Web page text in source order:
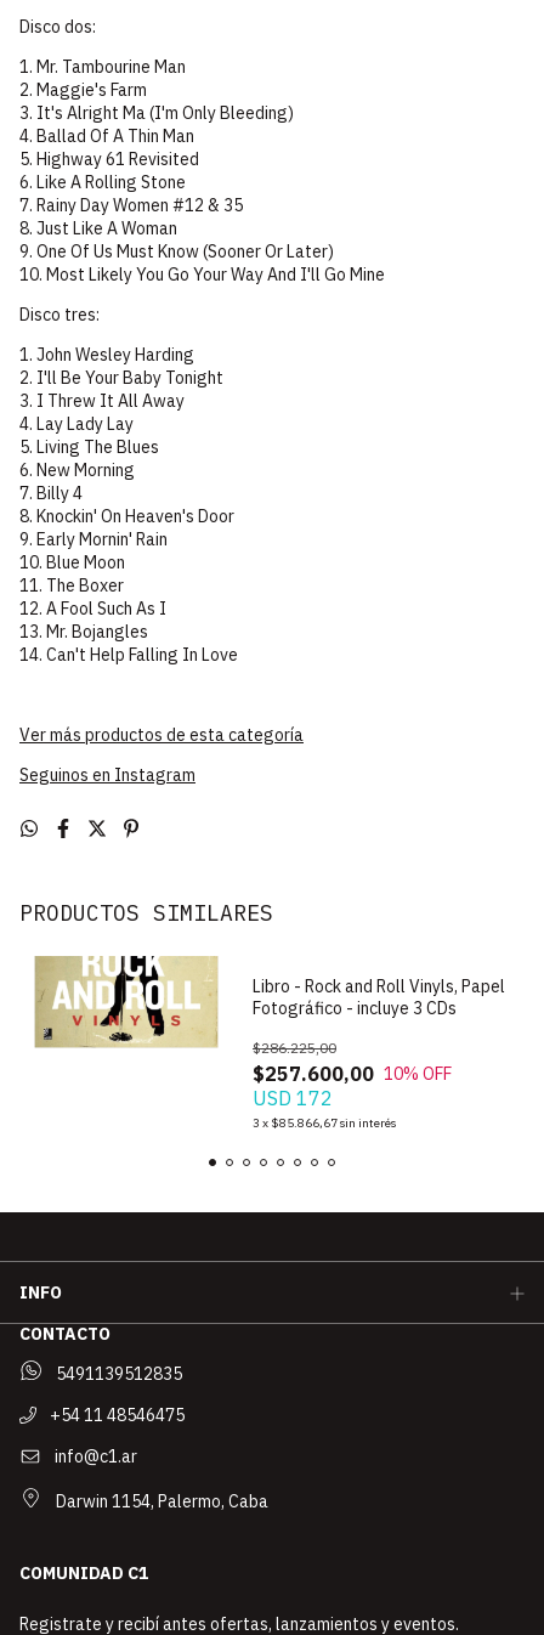
Disco dos:
1. Mr. Tambourine Man
2. Maggie's Farm
3. It's Alright Ma (I'm Only Bleeding)
4. Ballad Of A Thin Man
5. Highway 61 Revisited
6. Like A Rolling Stone
7. Rainy Day Women #12 & 35
8. Just Like A Woman
9. One Of Us Must Know (Sooner Or Later)
10. Most Likely You Go Your Way And I'll Go Mine
Disco tres:
1. John Wesley Harding
2. I'll Be Your Baby Tonight
3. I Threw It All Away
4. Lay Lady Lay
5. Living The Blues
6. New Morning
7. Billy 4
8. Knockin' On Heaven's Door
9. Early Mornin' Rain
10. Blue Moon
11. The Boxer
12. A Fool Such As I
13. Mr. Bojangles
14. Can't Help Falling In Love
Ver más productos de esta categoría
Seguinos en Instagram
PRODUCTOS SIMILARES
Libro - Rock and Roll Vinyls, Papel
Fotográfico - incluye 3 CDs
$257.600,00
$286.225,00
10% OFF
USD 172
3 x $85.866,67sin interés
INFO
CONTACTO
5491139512835
+54 11 48546475
info@c1.ar
Darwin 1154, Palermo, Caba
COMUNIDAD C1
Registrate y recibí antes ofertas, lanzamientos y eventos.